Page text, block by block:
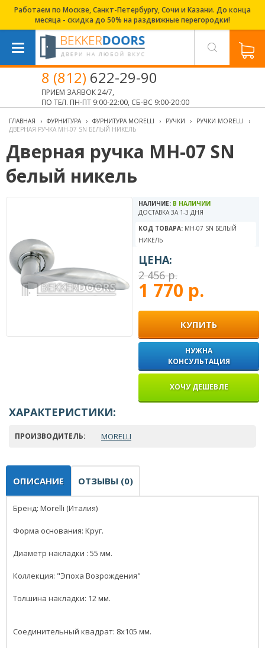
Работаем по Москве, Санкт-Петербургу, Сочи и Казани. До конца
месяца - скидка до 50% на раздвижные перегородки!
8 (812) 622-29-90
ПРИЕМ ЗАЯВОК 24/7,
ПО ТЕЛ. ПН-ПТ 9:00-22:00, СБ-ВС 9:00-20:00
ГЛАВНАЯ › ФУРНИТУРА › ФУРНИТУРА MORELLI › РУЧКИ › РУЧКИ MORELLI
›
ДВЕРНАЯ РУЧКА MH-07 SN БЕЛЫЙ НИКЕЛЬ
Дверная ручка MH-07 SN
белый никель
НАЛИЧИЕ: В НАЛИЧИИ
ДОСТАВКА ЗА 1-3 ДНЯ
КОД ТОВАРА: MH-07 SN БЕЛЫЙ
НИКЕЛЬ
ЦЕНА:
2 456 р.
1 770 р.
КУПИТЬ
НУЖНА
КОНСУЛЬТАЦИЯ
ХОЧУ ДЕШЕВЛЕ
ХАРАКТЕРИСТИКИ:
ПРОИЗВОДИТЕЛЬ: MORELLI
ОПИСАНИЕ ОТЗЫВЫ (0)
Бренд: Morelli (Италия)
Форма основания: Круг.
Диаметр накладки : 55 мм.
Коллекция: "Эпоха Возрождения"
Толшина накладки: 12 мм.
Соединительный квадрат: 8x105 мм.